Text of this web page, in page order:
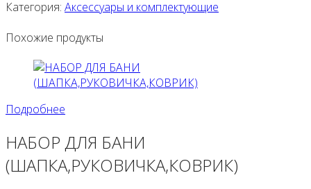
Категория: Аксессуары и комплектующие
Похожие продукты
Подробнее
НАБОР ДЛЯ БАНИ
(ШАПКА,РУКОВИЧКА,КОВРИК)